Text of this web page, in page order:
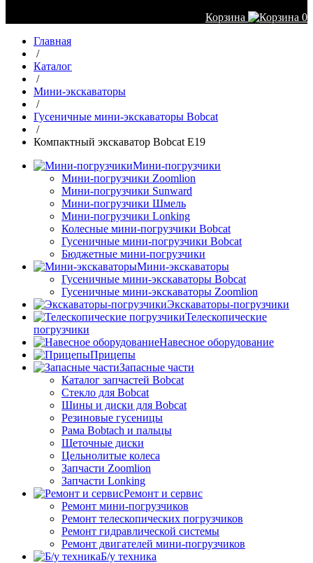
Корзина
0
Главная
/
Каталог
/
Мини-экскаваторы
/
Гусеничные мини-экскаваторы Bobcat
/
Компактный экскаватор Bobcat E19
Мини-погрузчики
Мини-погрузчики Zoomlion
Мини-погрузчики Sunward
Мини-погрузчики Шмель
Мини-погрузчики Lonking
Колесные мини-погрузчики Bobcat
Гусеничные мини-погрузчики Bobcat
Бюджетные мини-погрузчики
Мини-экскаваторы
Гусеничные мини-экскаваторы Bobcat
Гусеничные мини-экскаваторы Zoomlion
Экскаваторы-погрузчики
Телескопические
погрузчики
Навесное оборудование
Прицепы
Запасные части
Каталог запчастей Bobcat
Стекло для Bobcat
Шины и диски для Bobcat
Резиновые гусеницы
Рама Bobtach и пальцы
Щеточные диски
Цельнолитые колеса
Запчасти Zoomlion
Запчасти Lonking
Ремонт и сервис
Ремонт мини-погрузчиков
Ремонт телескопических погрузчиков
Ремонт гидравлической системы
Ремонт двигателей мини-погрузчиков
Б/у техника